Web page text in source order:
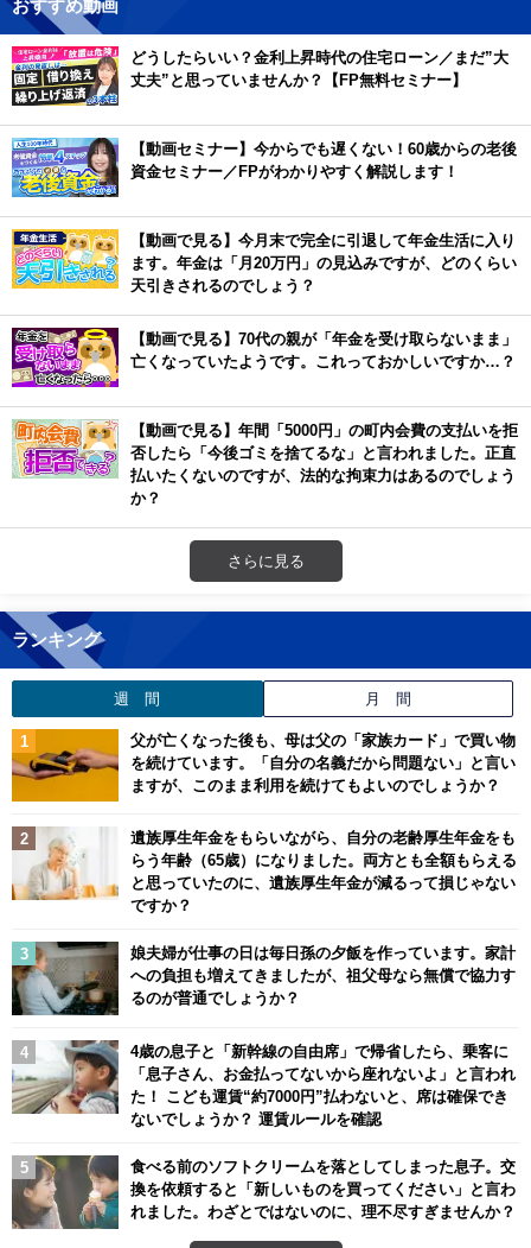
おすすめ動画
どうしたらいい？金利上昇時代の住宅ローン／まだ”大
丈夫”と思っていませんか？【FP無料セミナー】
【動画セミナー】今からでも遅くない！60歳からの老後
資金セミナー／FPがわかりやすく解説します！
【動画で見る】今月末で完全に引退して年金生活に入り
ます。年金は「月20万円」の見込みですが、どのくらい
天引きされるのでしょう？
【動画で見る】70代の親が「年金を受け取らないまま」
亡くなっていたようです。これっておかしいですか…？
【動画で見る】年間「5000円」の町内会費の支払いを拒
否したら「今後ゴミを捨てるな」と言われました。正直
払いたくないのですが、法的な拘束力はあるのでしょう
か？
さらに見る
ランキング
週 間 月 間
父が亡くなった後も、母は父の「家族カード」で買い物
を続けています。「自分の名義だから問題ない」と言い
ますが、このまま利用を続けてもよいのでしょうか？
遺族厚生年金をもらいながら、自分の老齢厚生年金をも
らう年齢（65歳）になりました。両方とも全額もらえる
と思っていたのに、遺族厚生年金が減るって損じゃない
ですか？
娘夫婦が仕事の日は毎日孫の夕飯を作っています。家計
への負担も増えてきましたが、祖父母なら無償で協力す
るのが普通でしょうか？
4歳の息子と「新幹線の自由席」で帰省したら、乗客に
「息子さん、お金払ってないから座れないよ」と言われ
た！ こども運賃“約7000円”払わないと、席は確保でき
ないでしょうか？ 運賃ルールを確認
食べる前のソフトクリームを落としてしまった息子。交
換を依頼すると「新しいものを買ってください」と言わ
れました。わざとではないのに、理不尽すぎませんか？